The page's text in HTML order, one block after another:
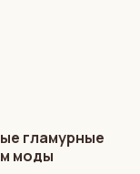
гламурные
моды